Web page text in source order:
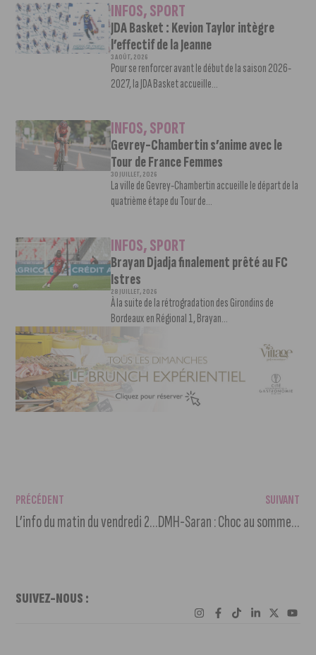
INFOS,SPORT
JDA Basket : Kevion Taylor intègre
l’effectif de la Jeanne
3 AOÛT, 2026
Pour se renforcer avant le début de la saison 2026-
2027, la JDA Basket accueille...
INFOS,SPORT
Gevrey-Chambertin s’anime avec le
Tour de France Femmes
30 JUILLET, 2026
La ville de Gevrey-Chambertin accueille le départ de la
quatrième étape du Tour de...
INFOS,SPORT
Brayan Djadja finalement prêté au FC
Istres
28 JUILLET, 2026
À la suite de la rétrogradation des Girondins de
Bordeaux en Régional 1, Brayan...
PRÉCÉDENT
L’info du matin du vendredi 21 février 2025
SUIVANT
DMH-Saran : Choc au sommet de ProLigue
SUIVEZ-NOUS :